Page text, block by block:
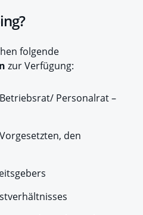
folgende
zur Verfügung:
Personalrat –
den